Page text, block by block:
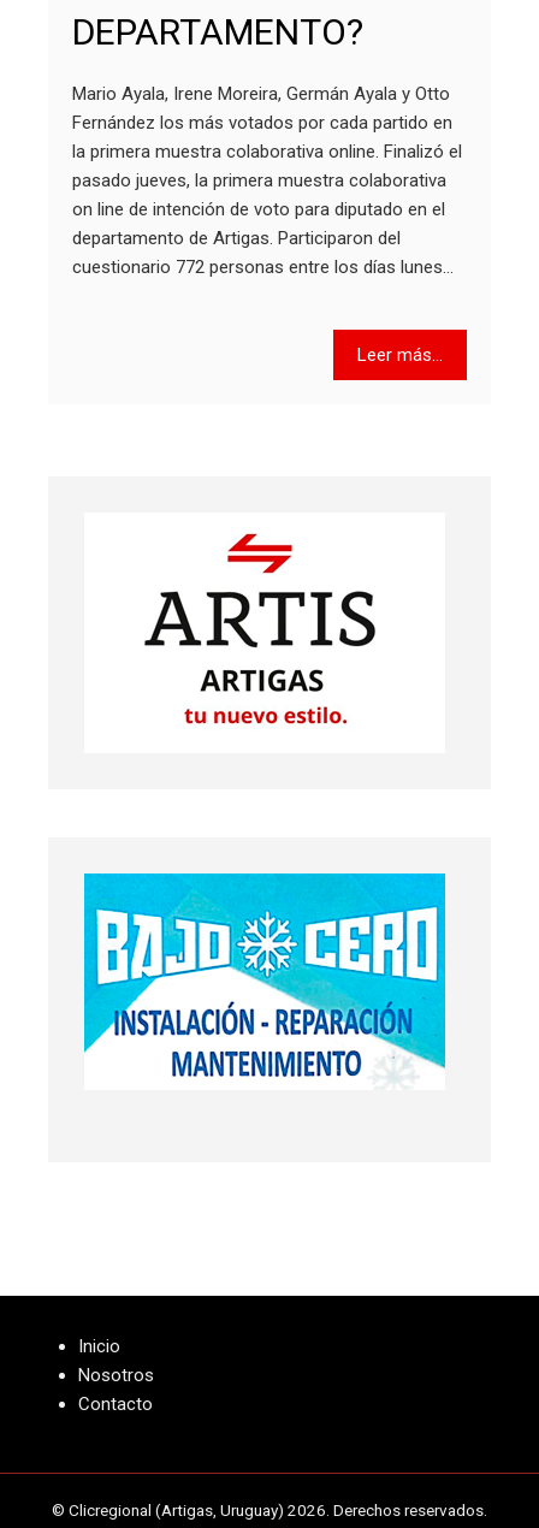
DEPARTAMENTO?
Mario Ayala, Irene Moreira, Germán Ayala y Otto
Fernández los más votados por cada partido en
la primera muestra colaborativa online. Finalizó el
pasado jueves, la primera muestra colaborativa
on line de intención de voto para diputado en el
departamento de Artigas. Participaron del
cuestionario 772 personas entre los días lunes…
Leer más...
Inicio
Nosotros
Contacto
© Clicregional (Artigas, Uruguay) 2026. Derechos reservados.